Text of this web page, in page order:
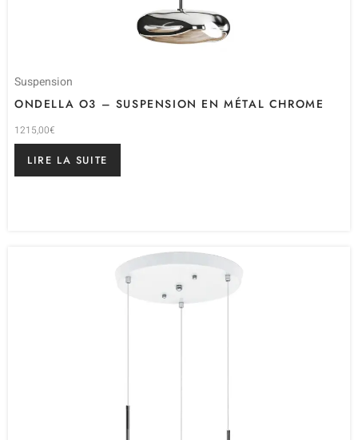
Suspension
ONDELLA O3 – SUSPENSION EN MÉTAL CHROME
1215,00€
LIRE LA SUITE